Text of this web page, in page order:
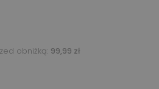
obniżką: 99,99 zł